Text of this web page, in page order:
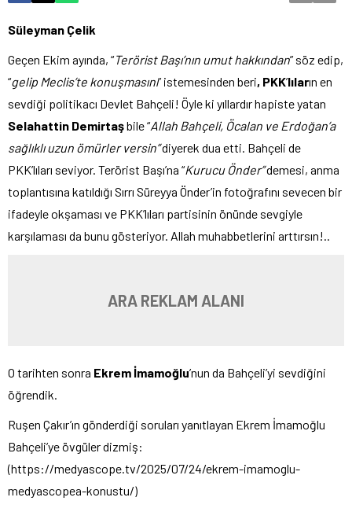
Süleyman Çelik
Geçen Ekim ayında, “Terörist Başı’nın umut hakkından” söz edip,
“gelip Meclis’te konuşmasını” istemesinden beri, PKK’lıların en
sevdiği politikacı Devlet Bahçeli! Öyle ki yıllardır hapiste yatan
Selahattin Demirtaşbile “Allah Bahçeli, Öcalan ve Erdoğan’a
sağlıklı uzun ömürler versin”diyerek dua etti. Bahçeli de
PKK’lıları seviyor. Terörist Başı’na “Kurucu Önder”demesi, anma
toplantısına katıldığı Sırrı Süreyya Önder’in fotoğrafını sevecen bir
ifadeyle okşaması ve PKK’lıları partisinin önünde sevgiyle
karşılaması da bunu gösteriyor. Allah muhabbetlerini arttırsın!..
ARA REKLAM ALANI
O tarihten sonra Ekrem İmamoğlu’nun da Bahçeli’yi sevdiğini
öğrendik.
Ruşen Çakır’ın gönderdiği soruları yanıtlayan Ekrem İmamoğlu
Bahçeli’ye övgüler dizmiş:
(https://medyascope.tv/2025/07/24/ekrem-imamoglu-
medyascopea-konustu/)